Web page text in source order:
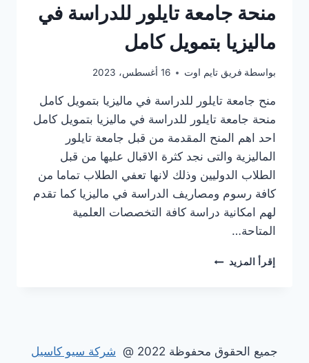
منحة جامعة تايلور للدراسة في
ماليزيا بتمويل كامل
بواسطة فريق تايم اوت 16 أغسطس، 2023
منح جامعة تايلور للدراسة في ماليزيا بتمويل كامل
منحة جامعة تايلور للدراسة في ماليزيا بتمويل كامل
احد اهم المنح المقدمة من قبل جامعة تايلور
الماليزية والتى نجد كثرة الاقبال عليها من قبل
الطلاب الدوليين وذلك لانها تعفي الطلاب تماما من
كافة رسوم ومصاريف الدراسة في ماليزيا كما تقدم
لهم امكانية دراسة كافة التخصصات العلمية
المتاحة…
إقرأ المزيد منحة
بتمويل
كامل
جميع الحقوق محفوظة 2022 @ شركة سيو كاسيل